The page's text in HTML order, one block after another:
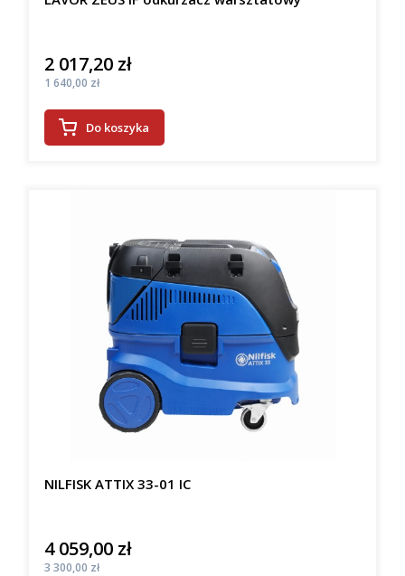
Cena
2 017,20 zł
Cena
1 640,00 zł
Do koszyka
NILFISK ATTIX 33-01 IC
Cena
4 059,00 zł
Cena
3 300,00 zł